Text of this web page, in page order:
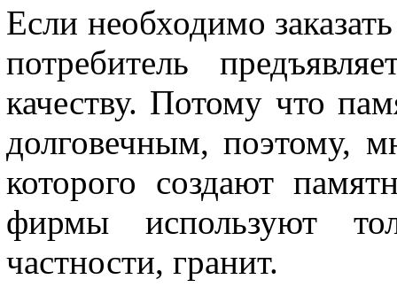
Если необходимо
потребитель
качеству. Потому что
долговечным, поэтому,
которого создают
фирмы используют
частности, гранит.